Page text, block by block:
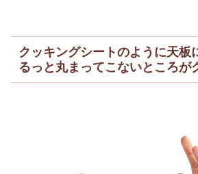
クッキングシートのように天板
るっと丸まってこないところが